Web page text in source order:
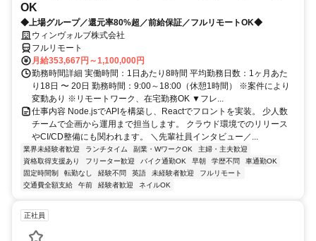
OK
◆上場グループ／還元率80%超／前給保証／フルリモートOK◆
ウィンヴォルブ株式会社
フルリモート
月給353,667円～1,100,000円
勤務時間詳細 実働時間：1日あたり8時間 平均勤務日数：1ヶ月あた
り18日 〜 20日 勤務時間：9:00～18:00（休憩1時間） ※案件により
変動あり ※リモートワーク、在宅勤務OK ▼フレ...
仕事内容 Node.jsでAPIを構築し、Reactでフロントを実装。 少人数
チームで企画から運用まで担当します。 クラウド環境でのリリース
やCI/CD整備にも関われます。 ＼先輩社員インタビュー／...
業界未経験者歓迎 ランチタイム 副業・WワークOK
主婦・主夫歓迎
資格取得支援あり
フリーター歓迎 バイク通勤OK 早朝 学歴不問
車通勤OK
固定時間制
転勤なし 経験不問 英語 未経験者歓迎
フルリモート
交通費全額支給
午前 経験者歓迎 ネイルOK
正社員